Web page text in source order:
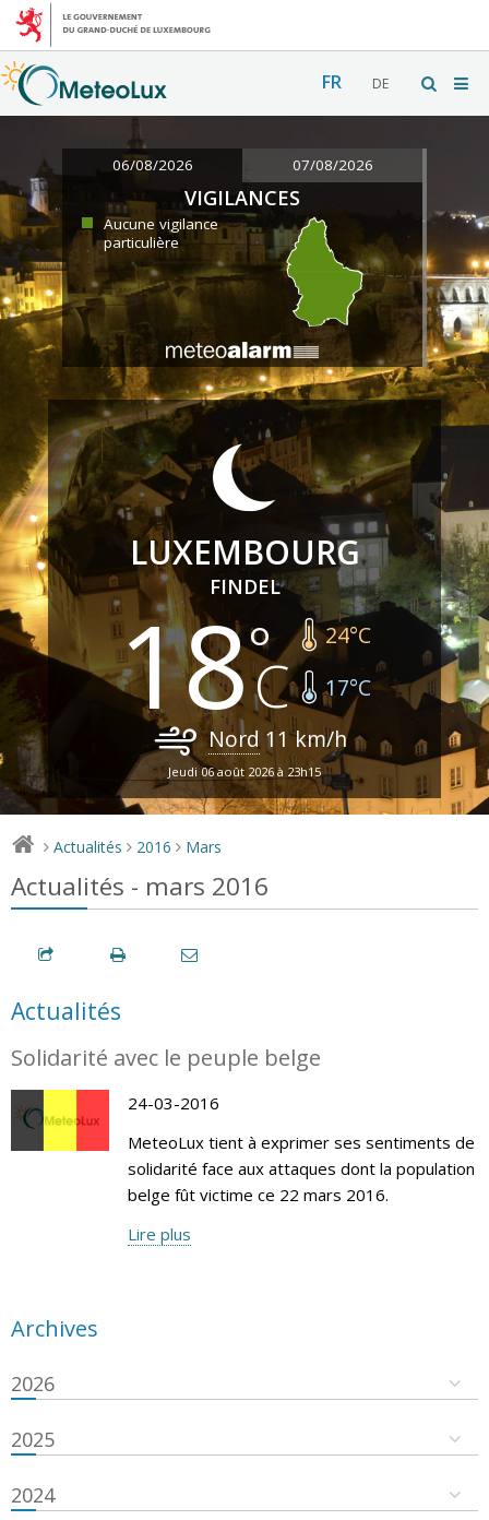
FR DE
06/08/2026 07/08/2026
VIGILANCES
Aucune vigilance
particulière
LUXEMBOURG
FINDEL
18 24°C
17°C
Nord 11km/h
Jeudi 06 août 2026 à 23h15
> Actualités > 2016 > Mars
Actualités - mars 2016
Actualités
Solidarité avec le peuple belge
24-03-2016
MeteoLux tient à exprimer ses sentiments de
solidarité face aux attaques dont la population
belge fût victime ce 22 mars 2016.
Lire plus
Archives
2026
2025
2024